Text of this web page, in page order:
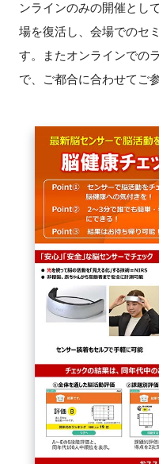
施設・アクセス
FAQ
ンラインのみの開催とし
場を復活し、会場でのセ
す。またオンラインでの
で、ご都合に合わせてご